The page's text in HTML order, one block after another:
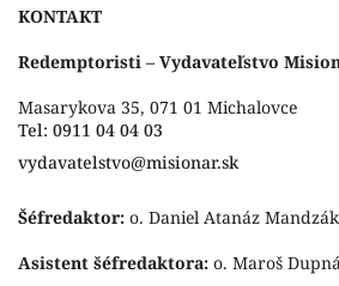
KONTAKT
Redemptoristi – Vydavateľstvo
Masarykova 35, 071 01 Michalovce
Tel: 0911 04 04 03
vydavatelstvo@misionar.sk
Šéfredaktor: o. Daniel Atanáz Mandzák
Asistent šéfredaktora: o. Maroš